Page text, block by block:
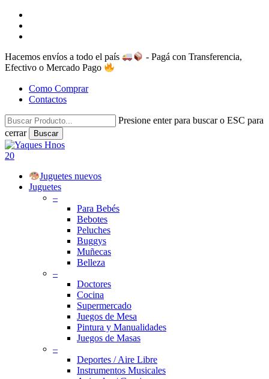
Skip
main
Hacemos envíos a todo el país
- Pagá con Transferencia,
Efectivo o Mercado Pago
Como Comprar
Contactos
Presione enter para buscar o ESC para
cerrar
Buscar
Close
Search
search
account
20
Juguetes nuevos
Juguetes
–
Para Bebés
Bebotes
Peluches
Buggys
Muñecas
Belleza
–
Doctores
Cocina
Supermercado
Juegos de Mesa
Pintura y Manualidades
Juegos de Masas
–
Deportes / Aire Libre
Instrumentos Musicales